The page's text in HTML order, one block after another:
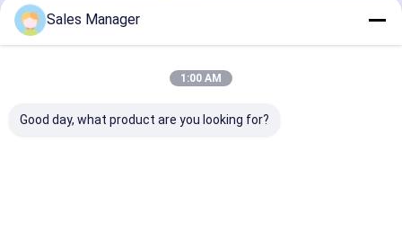
Sales Manager
1:00 AM
Good day, what product are you looking for?